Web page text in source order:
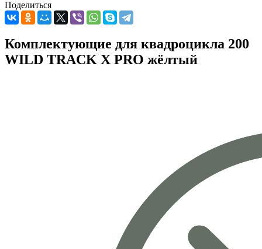
Поделиться
Комплектующие для квадроцикла 200
WILD TRACK X PRO жёлтый